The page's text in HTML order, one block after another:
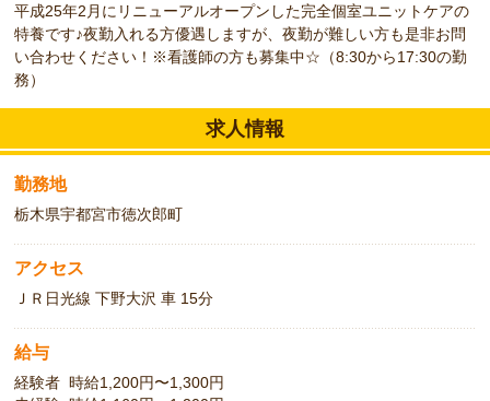
平成25年2月にリニューアルオープンした完全個室ユニットケアの
特養です♪夜勤入れる方優遇しますが、夜勤が難しい方も是非お問
い合わせください！※看護師の方も募集中☆（8:30から17:30の勤
務）
求人情報
勤務地
栃木県宇都宮市徳次郎町
アクセス
ＪＲ日光線 下野大沢 車 15分
給与
経験者 時給1,200円〜1,300円